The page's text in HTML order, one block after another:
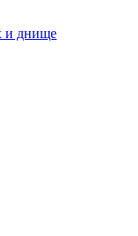
и днище